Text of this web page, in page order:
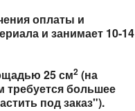
оплаты и
и занимает 10-14
25 см2 (на
требуется большее
под заказ").